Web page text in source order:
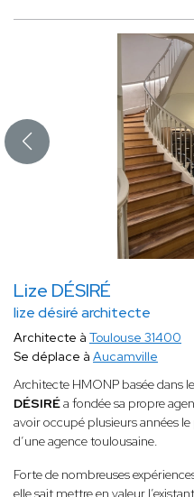
Lize DÉSIRÉ
lize désiré architecte
Architecte à Toulouse 31400
Se déplace à Aucamville
Architecte HMONP basée dans
DÉSIRÉa fondée sa propre
avoir occupé plusieurs années
d’une agence toulousaine.
Forte de nombreuses